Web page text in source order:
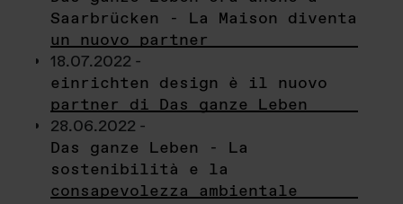
Saarbrücken - La Maison diventa
un nuovo partner
18.07.2022 -
einrichten design è il nuovo
partner di Das ganze Leben
28.06.2022 -
Das ganze Leben - La
sostenibilità e la
consapevolezza ambientale